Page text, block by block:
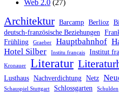
Web 2.0 (27)
Architektur Barcamp Berlioz
deutsch-französische Beziehungen
Frühling Graeber Hauptbahnhof
Hotel Silber Institu français Institut
Kronauer Literatur
Lusthaus Nachverdichtung Netz
Schauspiel Stuttgart Schlossgarten Schulden